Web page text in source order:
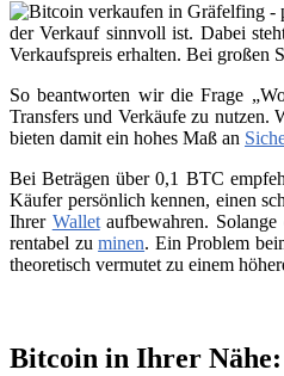
der Verkauf sinnvoll ist. Dabei
Verkaufspreis erhalten. Bei großen
So beantworten wir die Frage
Transfers und Verkäufe zu nutzen.
bieten damit ein hohes Maß an
Bei Beträgen über 0,1 BTC
Käufer persönlich kennen, einen
Ihrer Walletaufbewahren.
rentabel zuminen. Ein Problem
theoretisch vermutet zu einem
Bitcoin in Ihrer Nähe: